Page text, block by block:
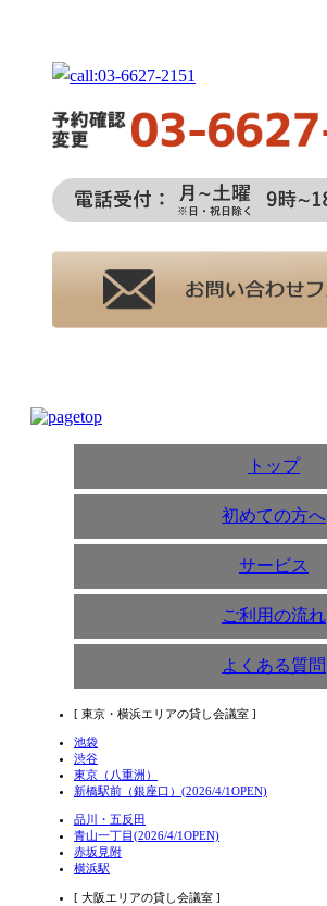
トップ
初めての方へ
サービス
ご利用の流れ
よくある質問
[ 東京・横浜エリアの貸し会議室 ]
池袋
渋谷
東京（八重洲）
新橋駅前（銀座口）(2026/4/1OPEN)
品川・五反田
青山一丁目(2026/4/1OPEN)
赤坂見附
横浜駅
[ 大阪エリアの貸し会議室 ]